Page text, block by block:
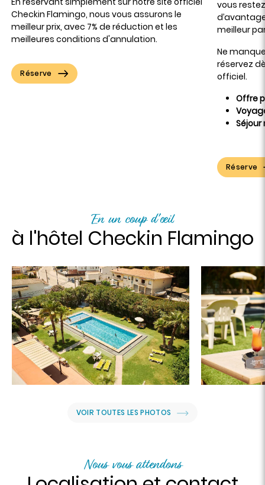
Checkin Flamingo, nous vous assurons le
meilleur prix, avec 7% de réduction et les
meilleures conditions d'annulation.
Réserve
vous
meilleur
Ne
réservez
officiel.
Offre
Réserve
En un coup d'œil
à l'hôtel Checkin Flamingo
VOIR TOUTES LES PHOTOS
Nous vous attendons